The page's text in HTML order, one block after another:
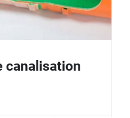
canalisation